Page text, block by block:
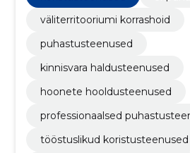
eemaldamine
väliterritooriumi korrashoid
puhastusteenused
kinnisvara haldusteenused
hoonete hooldusteenused
professionaalsed
tööstuslikud koristusteenused